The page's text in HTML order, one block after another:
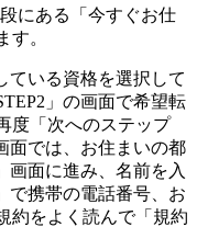
にある「今すぐお仕
す。
ている資格を選択して
」の画面で希望転
度「次へのステップ
面では、お住まいの都
画面に進み、名前を入
で携帯の電話番号、お
約をよく読んで「規約